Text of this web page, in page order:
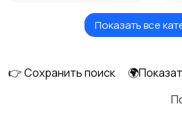
Акустика, колонки,Показать все
👉 Сохранить поиск